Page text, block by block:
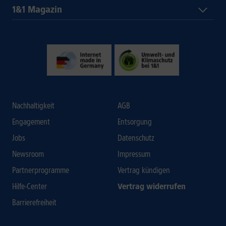
1&1 Magazin
Nachhaltigkeit
Engagement
Jobs
Newsroom
Partnerprogramme
Hilfe-Center
Barrierefreiheit
AGB
Entsorgung
Datenschutz
Impressum
Vertrag kündigen
Vertrag widerrufen